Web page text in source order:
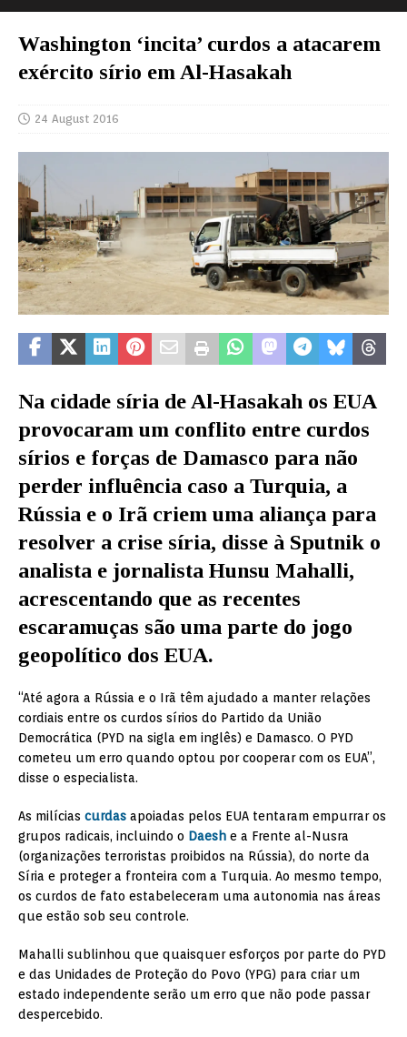
Washington ‘incita’ curdos a atacarem
exército sírio em Al-Hasakah
24 August 2016
Na cidade síria de Al-Hasakah os EUA
provocaram um conflito entre curdos
sírios e forças de Damasco para não
perder influência caso a Turquia, a
Rússia e o Irã criem uma aliança para
resolver a crise síria, disse à Sputnik o
analista e jornalista Hunsu Mahalli,
acrescentando que as recentes
escaramuças são uma parte do jogo
geopolítico dos EUA.
“Até agora a Rússia e o Irã têm ajudado a manter relações
cordiais entre os curdos sírios do Partido da União
Democrática (PYD na sigla em inglês) e Damasco. O PYD
cometeu um erro quando optou por cooperar com os EUA”,
disse o especialista.
As milícias curdas apoiadas pelos EUA tentaram empurrar os
grupos radicais, incluindo o Daesh e a Frente al-Nusra
(organizações terroristas proibidos na Rússia), do norte da
Síria e proteger a fronteira com a Turquia. Ao mesmo tempo,
os curdos de fato estabeleceram uma autonomia nas áreas
que estão sob seu controle.
Mahalli sublinhou que quaisquer esforços por parte do PYD
e das Unidades de Proteção do Povo (YPG) para criar um
estado independente serão um erro que não pode passar
despercebido.